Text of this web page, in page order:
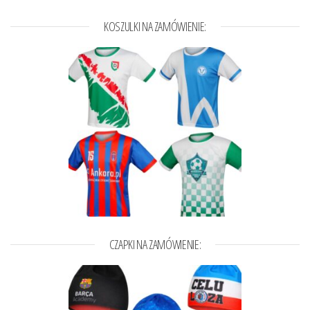
KOSZULKI NA ZAMÓWIENIE:
CZAPKI NA ZAMÓWIENIE: